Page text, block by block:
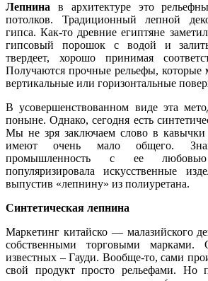
Лепнина в архитектуре это
потолков. Традиционный лепной
гипса. Как-то древние египтяне
гипсовый порошок с водой и
твердеет, хорошо принимая
Получаются прочные рельефы, которые
вертикальные или горизонтальные
В усовершенствованном виде эта
поныне. Однако, сегодня есть
Мы не зря заключаем слово в
имеют очень мало общего.
промышленность с ее
популяризировала искусственные
выпустив «лепнину» из полиуретана.
Синтетическая лепнина
Маркетинг китайско — малазийского
собственными торговыми
известных – Гауди. Вообще-то, сами
свой продукт просто рельефами. Но